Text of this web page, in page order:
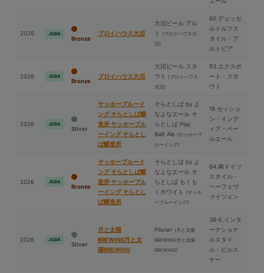
2026 JGBA
Bronze
ブロイハウス⼤沼
⼤沼ビール アル
ト (ブロイハウス⼤
沼)
60.デュッセ
ルドルフス
タイル・ア
ルトビア
2026 JGBA
Bronze
ブロイハウス⼤沼
⼤沼ビール スタ
ウト (ブロイハウス
⼤沼)
93.エクスポ
ート・スタ
ウト
2026 JGBA
Silver
ヤッホーブルーイ
ング そらとしば醸
造所 ヤッホーブル
ーイング そらとし
ば醸造所
そらとしば by よ
なよなエール そ
らとしば Play
Ball! Ale (ヤッホーブ
ルーイング)
18.セッショ
ン・インデ
ィア・ペー
ルエール
2026 JGBA
Bronze
ヤッホーブルーイ
ング そらとしば醸
造所 ヤッホーブル
ーイング そらとし
ば醸造所
そらとしば by よ
なよなエール そ
らとしば もくも
くホワイト (ヤッホ
ーブルーイング)
64.南ドイツ
スタイル・
ヘーフェヴ
ァイツェン
2026 JGBA
Silver
⽉と太陽
BREWING⽉と太
陽BREWING
Pilsner (⽉と太陽
BREWING⽉と太陽
BREWING)
38-E.インタ
ーナショナ
ルスタイ
ル・ピルス
ナー